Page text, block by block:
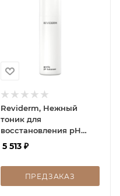
Reviderm, Нежный
тоник для
восстановления рН
кожи, Gentle pH
5 513₽
ПРЕДЗАКАЗ